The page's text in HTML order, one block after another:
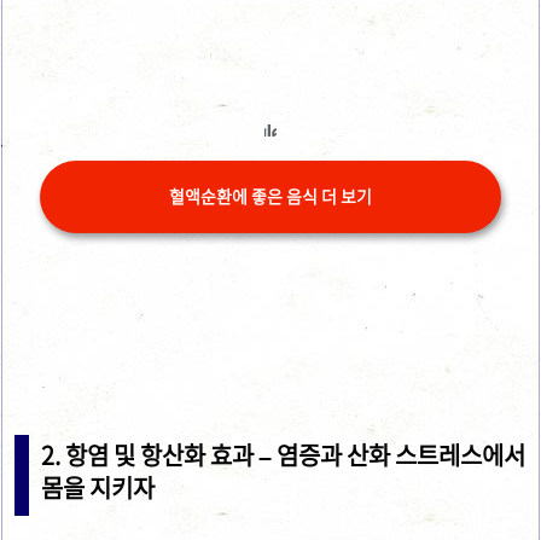
혈액순환에 좋은 음식 더 보기
2. 항염 및 항산화 효과 – 염증과 산화 스트레스에서
몸을 지키자